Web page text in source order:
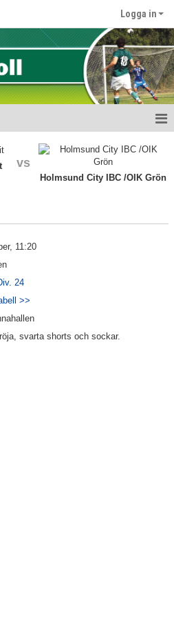
Logga in
vs
Holmsund City IBC /OIK Grön
11:20
24
>>
svarta shorts och sockar.